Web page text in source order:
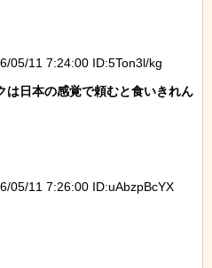
05/11 7:24:00 ID:5Ton3l/kg
は日本の感覚で頼むと食いきれん
05/11 7:26:00 ID:uAbzpBcYX